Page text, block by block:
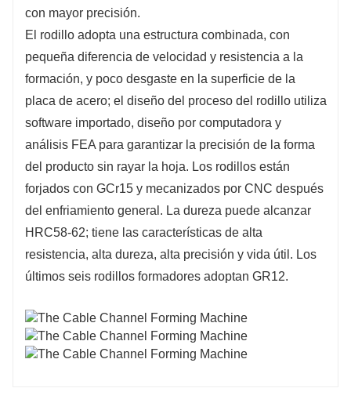
con mayor precisión.
El rodillo adopta una estructura combinada, con
pequeña diferencia de velocidad y resistencia a la
formación, y poco desgaste en la superficie de la
placa de acero; el diseño del proceso del rodillo utiliza
software importado, diseño por computadora y
análisis FEA para garantizar la precisión de la forma
del producto sin rayar la hoja. Los rodillos están
forjados con GCr15 y mecanizados por CNC después
del enfriamiento general. La dureza puede alcanzar
HRC58-62; tiene las características de alta
resistencia, alta dureza, alta precisión y vida útil. Los
últimos seis rodillos formadores adoptan GR12.